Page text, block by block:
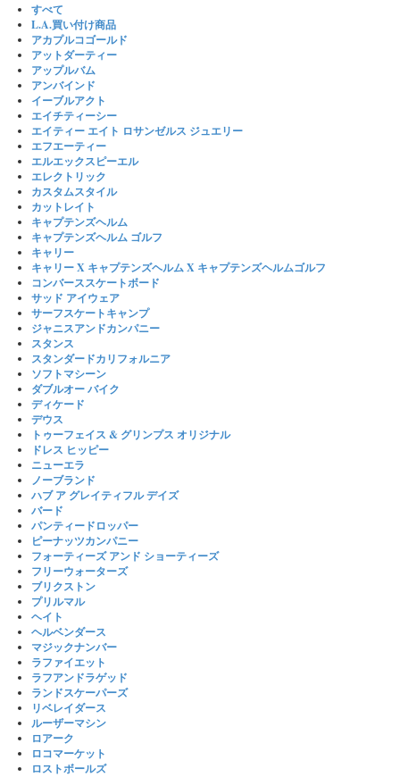
すべて
L.A.買い付け商品
アカプルコゴールド
アットダーティー
アップルバム
アンバインド
イーブルアクト
エイチティーシー
エイティー エイト ロサンゼルス ジュエリー
エフエーティー
エルエックスピーエル
エレクトリック
カスタムスタイル
カットレイト
キャプテンズヘルム
キャプテンズヘルム ゴルフ
キャリー
キャリー X キャプテンズヘルム X キャプテンズヘルムゴルフ
コンバーススケートボード
サッド アイウェア
サーフスケートキャンプ
ジャニスアンドカンパニー
スタンス
スタンダードカリフォルニア
ソフトマシーン
ダブルオー バイク
ディケード
デウス
トゥーフェイス & グリンプス オリジナル
ドレス ヒッピー
ニューエラ
ノーブランド
ハブ ア グレイティフル デイズ
バード
パンティードロッパー
ピーナッツカンパニー
フォーティーズ アンド ショーティーズ
フリーウォーターズ
ブリクストン
プリルマル
ヘイト
ヘルベンダース
マジックナンバー
ラファイエット
ラフアンドラゲッド
ランドスケーパーズ
リベレイダース
ルーザーマシン
ロアーク
ロコマーケット
ロストボールズ